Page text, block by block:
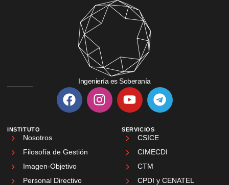
Ingeniería es Soberanía
INSTITUTO
Nosotros
Filosofía de Gestión
Imagen-Objetivo
Personal Directivo
SERVICIOS
CSICE
CIMECDI
CTM
CPDI y CENATEL